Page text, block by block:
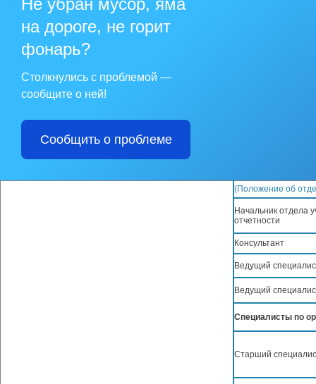
Не убран мусор, яма
на дороге, не горит
фонарь?
Столкнулись с проблемой —
сообщите о ней!
Сообщить о проблеме
(Положение об
Начальник отдела
отчетности
Консультант
Ведущий
Ведущий
Специалисты по
Старший